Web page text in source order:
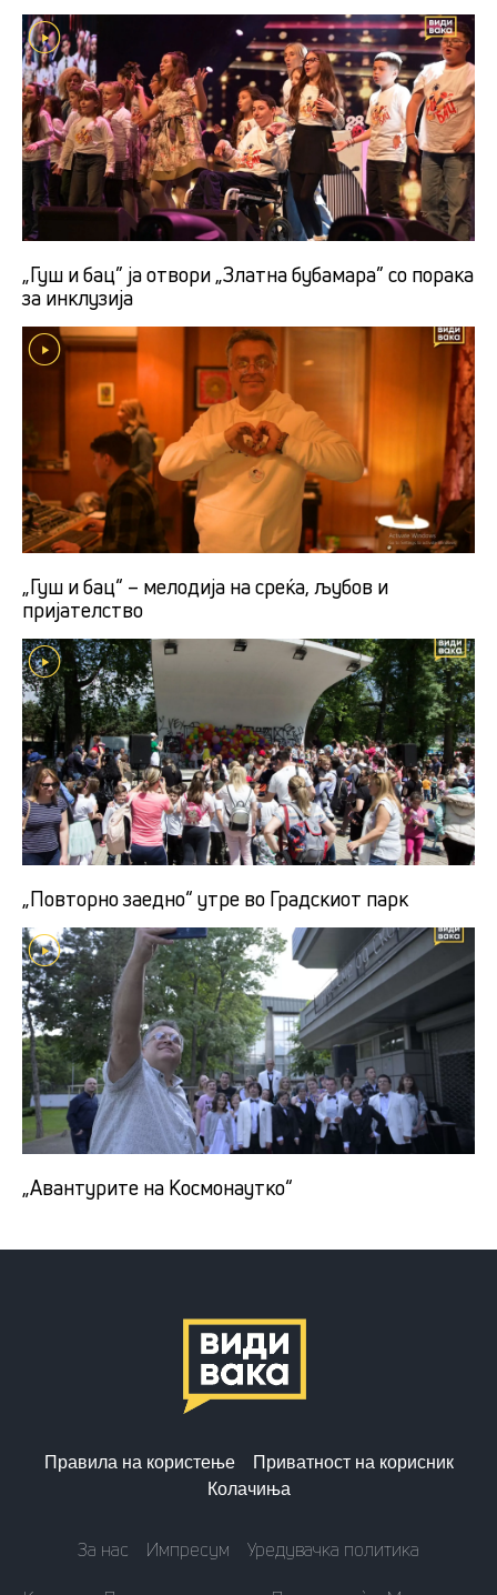
„Гуш и бац” ја отвори „Златна бубамара” со порака
за инклузија
„Гуш и бац“ – мелодија на среќа, љубов и
пријателство
„Повторно заедно“ утре во Градскиот парк
„Авантурите на Космонаутко“
Правила на користење
Приватност на корисник
Колачиња
За нас Импресум
Уредувачка политика